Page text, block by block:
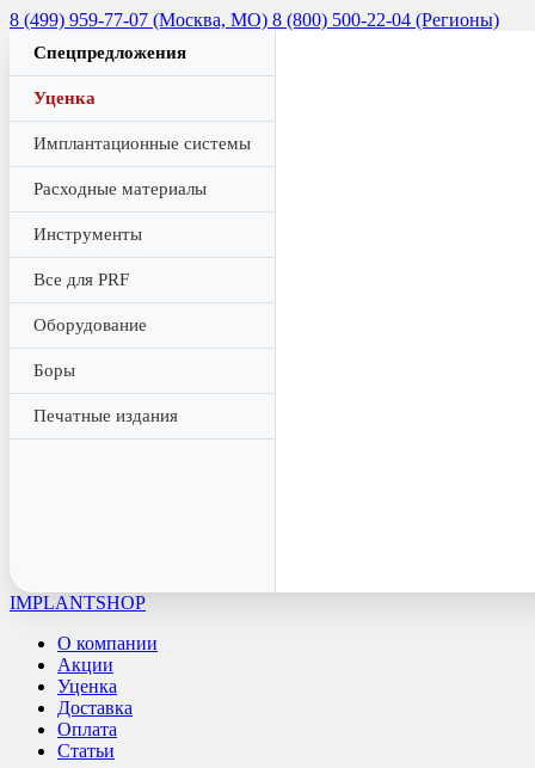
8 (499) 959-77-07 (Москва, МО) 8 (800) 500-22-04 (Регионы)
Спецпредложения
Уценка
Имплантационные системы
Расходные материалы
Инструменты
Все для PRF
Оборудование
Боры
Печатные издания
IMPLANTSHOP
О компании
Акции
Уценка
Доставка
Оплата
Статьи